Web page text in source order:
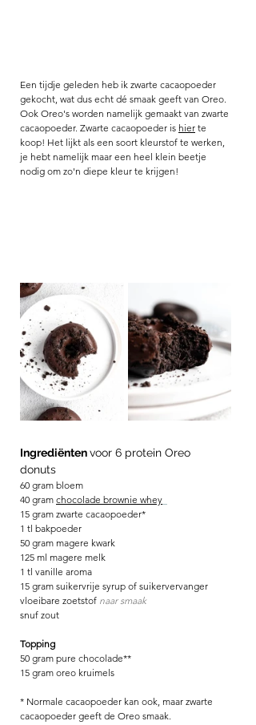
Een tijdje geleden heb ik zwarte cacaopoeder
gekocht, wat dus echt dé smaak geeft van Oreo.
Ook Oreo's worden namelijk gemaakt van zwarte
cacaopoeder. Zwarte cacaopoeder is hier te
koop! Het lijkt als een soort kleurstof te werken,
je hebt namelijk maar een heel klein beetje
nodig om zo'n diepe kleur te krijgen!
Ingrediënten voor 6 protein Oreo
donuts
60 gram bloem
40 gram chocolade brownie whey
15 gram zwarte cacaopoeder*
1 tl bakpoeder
50 gram magere kwark
125 ml magere melk
1 tl vanille aroma
15 gram suikervrije syrup of suikervervanger
vloeibare zoetstof naar smaak
snuf zout
Topping
50 gram pure chocolade**
15 gram oreo kruimels
* Normale cacaopoeder kan ook, maar zwarte
cacaopoeder geeft de Oreo smaak.